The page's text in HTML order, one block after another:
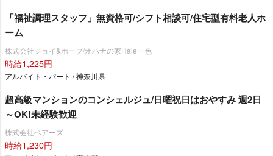
「福祉調理スタッフ」無資格可/シフト相談可/住宅型有料老人ホ
ーム
株式会社ジョイ&ホープ/オハナの家Hale一色
時給1,225円
アルバイト・パート / 神奈川県
超高級マンションのコンシェルジュ/日曜祝日はおやすみ 週2日
～OK!未経験歓迎
株式会社ベアーズ
時給1,230円